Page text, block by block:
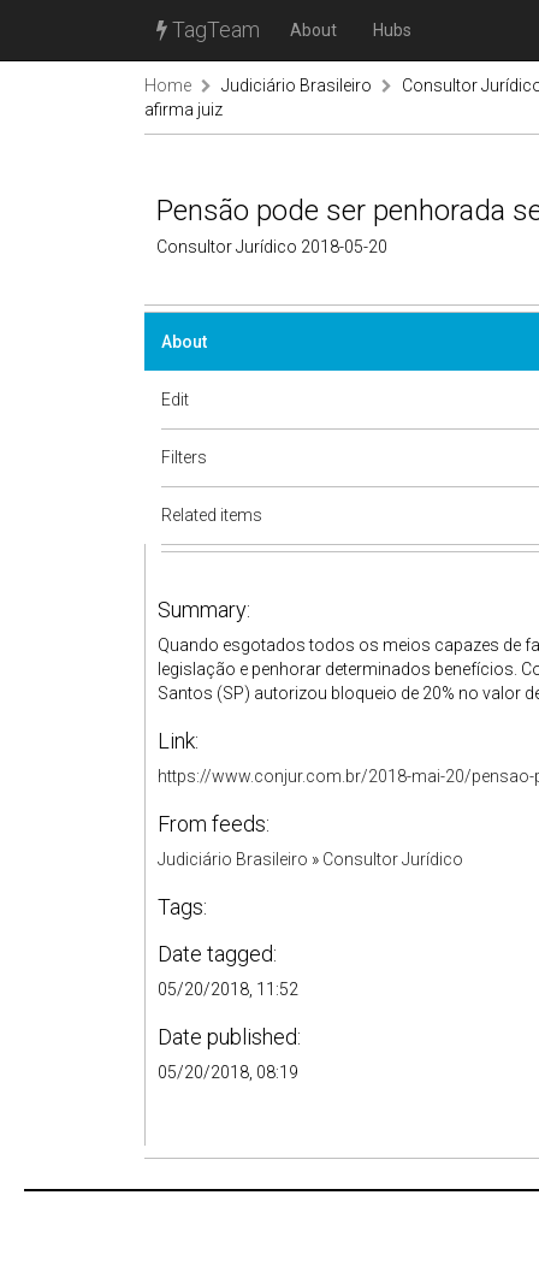
TagTeam About Hubs
Home Judiciário Brasileiro
Consultor
afirma juiz
Pensão pode ser penhorada
Consultor Jurídico 2018-05-20
About
Edit
Filters
Related items
Summary:
Quando esgotados todos os meios capazes de
legislação e penhorar determinados benefícios.
Santos (SP) autorizou bloqueio de 20% no valor
Link:
https://www.conjur.com.br/2018-mai-20/
From feeds:
Judiciário Brasileiro » Consultor Jurídico
Tags:
Date tagged:
05/20/2018, 11:52
Date published:
05/20/2018, 08:19